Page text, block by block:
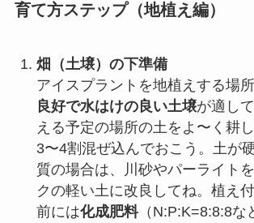
育て方ステップ（地植え編）
畑（土壌）の下準備
アイスプラントを地植えする場所
良好で水はけの良い土壌が適し
える予定の場所の土をよ〜く耕
3〜4割混ぜ込んでおこう。土が
質の場合は、川砂やパーライト
クの軽い土に改良してね。植え
前には化成肥料（N:P:K=8:8:8な